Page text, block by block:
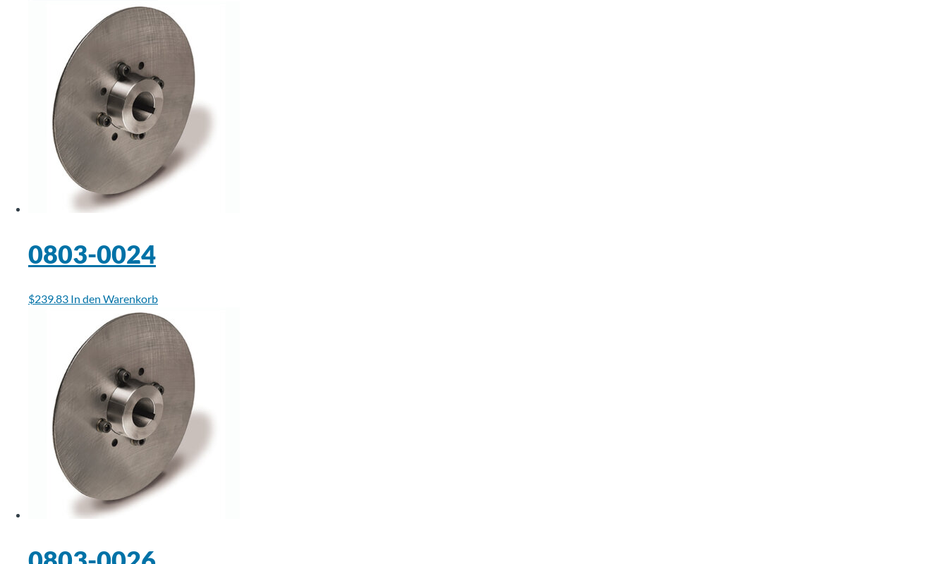
0803-0024
$239.83 In den Warenkorb